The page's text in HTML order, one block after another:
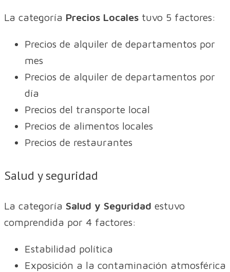
La categoría Precios Locales tuvo 5 factores:
Precios de alquiler de departamentos por
mes
Precios de alquiler de departamentos por
día
Precios del transporte local
Precios de alimentos locales
Precios de restaurantes
Salud y seguridad
La categoría Salud y Seguridad estuvo
comprendida por 4 factores:
Estabilidad política
Exposición a la contaminación atmosférica